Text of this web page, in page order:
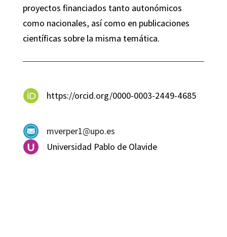
proyectos financiados tanto autonómicos
como nacionales, así como en publicaciones
científicas sobre la misma temática.
https://orcid.org/0000-0003-2449-4685
mverper1@upo.es
Universidad Pablo de Olavide